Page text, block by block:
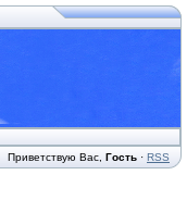
Приветствую Вас Гость · RSS